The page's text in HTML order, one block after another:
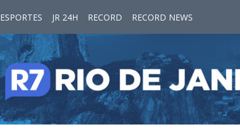
ESPORTES JR 24H RECORD RECORD NEWS